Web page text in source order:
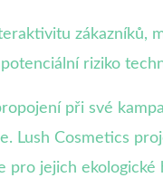
riziko
při své
Lush Cosmetics
pro jejich